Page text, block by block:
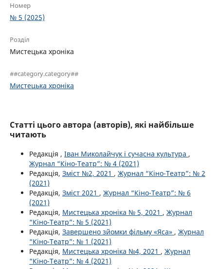
Номер
№ 5 (2025)
Розділ
Мистецька хроніка
##category.category##
Мистецька хроніка
Статті цього автора (авторів), які найбільше
читають
Редакція , Іван Миколайчук і сучасна культура ,
Журнал “Кіно-Театр”: № 4 (2021)
Редакція, Зміст №2, 2021 , Журнал “Кіно-Театр”: № 2
(2021)
Редакція, Зміст 2021 , Журнал “Кіно-Театр”: № 6
(2021)
Редакція, Мистецька хроніка № 5, 2021 , Журнал
“Кіно-Театр”: № 5 (2021)
Редакція, Завершено зйомки фільму «Яса» , Журнал
“Кіно-Театр”: № 1 (2021)
Редакція, Мистецька хроніка №4, 2021 , Журнал
“Кіно-Театр”: № 4 (2021)